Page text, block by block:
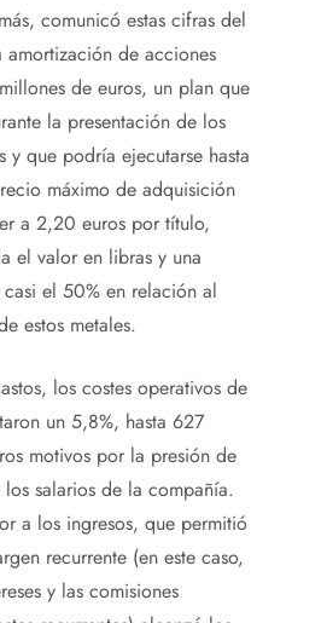
comunicó estas cifras del
de acciones
de euros, un plan que
la presentación de los
y que podría ejecutarse hasta
máximo de adquisición
a 2,20 euros por título,
el valor en libras y una
el 50% en relación al
estos metales.
los costes operativos de
un 5,8%, hasta 627
motivos por la presión de
salarios de la compañía.
a los ingresos, que permitió
recurrente (en este caso,
y las comisiones